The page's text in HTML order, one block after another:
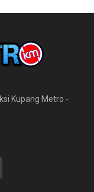
Kupang Metro -